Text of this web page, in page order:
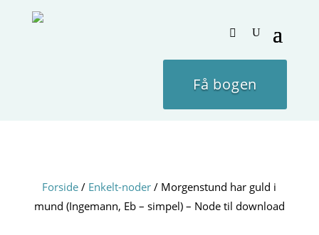
Få bogen
Forside / Enkelt-noder / Morgenstund har guld i
mund (Ingemann, Eb – simpel) – Node til download